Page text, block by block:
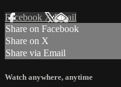
Facebook XEmail
Share on Facebook
Share on X
Share via Email
Watch anywhere, anytime